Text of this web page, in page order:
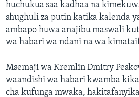
huchukua saa kadhaa na
shughuli za putin katika kalenda
ambapo huwa anajibu maswali
wa habari wa ndani na wa
Msemaji wa Kremlin Dmitry
waandishi wa habari kwamba
cha kufunga mwaka,